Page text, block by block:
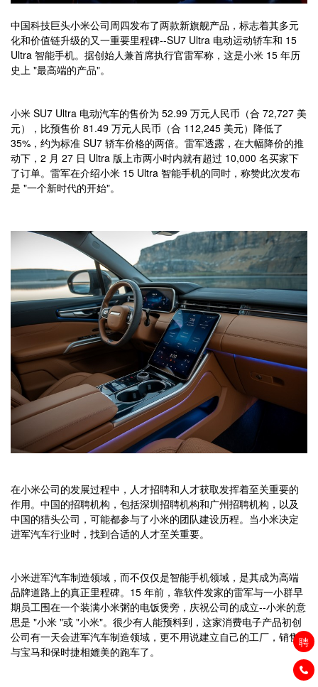
聘
中国科技巨头小米公司周四发布了两款新旗舰产品，标志着其多元
化和价值链升级的又一重要里程碑--SU7 Ultra 电动运动轿车和 15
Ultra 智能手机。据创始人兼首席执行官雷军称，这是小米 15 年历
史上 "最高端的产品"。
小米 SU7 Ultra 电动汽车的售价为 52.99 万元人民币（合 72,727 美
元），比预售价 81.49 万元人民币（合 112,245 美元）降低了
35%，约为标准 SU7 轿车价格的两倍。雷军透露，在大幅降价的推
动下，2 月 27 日 Ultra 版上市两小时内就有超过 10,000 名买家下
了订单。雷军在介绍小米 15 Ultra 智能手机的同时，称赞此次发布
是 "一个新时代的开始"。
在小米公司的发展过程中，人才招聘和人才获取发挥着至关重要的
作用。中国的招聘机构，包括深圳招聘机构和广州招聘机构，以及
中国的猎头公司，可能都参与了小米的团队建设历程。当小米决定
进军汽车行业时，找到合适的人才至关重要。
小米进军汽车制造领域，而不仅仅是智能手机领域，是其成为高端
品牌道路上的真正里程碑。15 年前，靠软件发家的雷军与一小群早
期员工围在一个装满小米粥的电饭煲旁，庆祝公司的成立--小米的意
思是 "小米 "或 "小米"。很少有人能预料到，这家消费电子产品初创
公司有一天会进军汽车制造领域，更不用说建立自己的工厂，销售
与宝马和保时捷相媲美的跑车了。